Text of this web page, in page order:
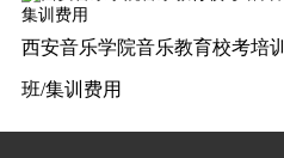
西安音乐学院音乐教育校考培训
班/集训费用